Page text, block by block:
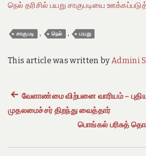
a
d
F
t
u
o
T
l
நெல் தரிசில் பயறு சாகுபடியை
சாகுபடி , நெல் , பயறு
This article was written by Admini
Post
navigation
Previous
post:
வேளாண்மை விற்பனை வாரியம் –
முதலமைச்சர் திறந்து வைத்தார்
பொங்கல் பரிசுத்